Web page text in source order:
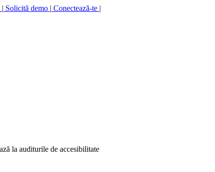
| Solicită demo | Conectează-te |
la auditurile de accesibilitate